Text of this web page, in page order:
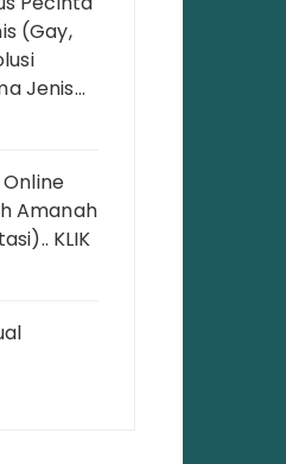
(Gay,
Jenis…
Amanah
KLIK